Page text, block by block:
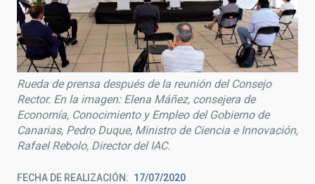
Rueda de prensa después de la reunión del Consejo
Rector. En la imagen: Elena Máñez, consejera de
Economía, Conocimiento y Empleo del Gobierno de
Canarias, Pedro Duque, Ministro de Ciencia e Innovación,
Rafael Rebolo, Director del IAC.
FECHA DE REALIZACIÓN 17/07/2020